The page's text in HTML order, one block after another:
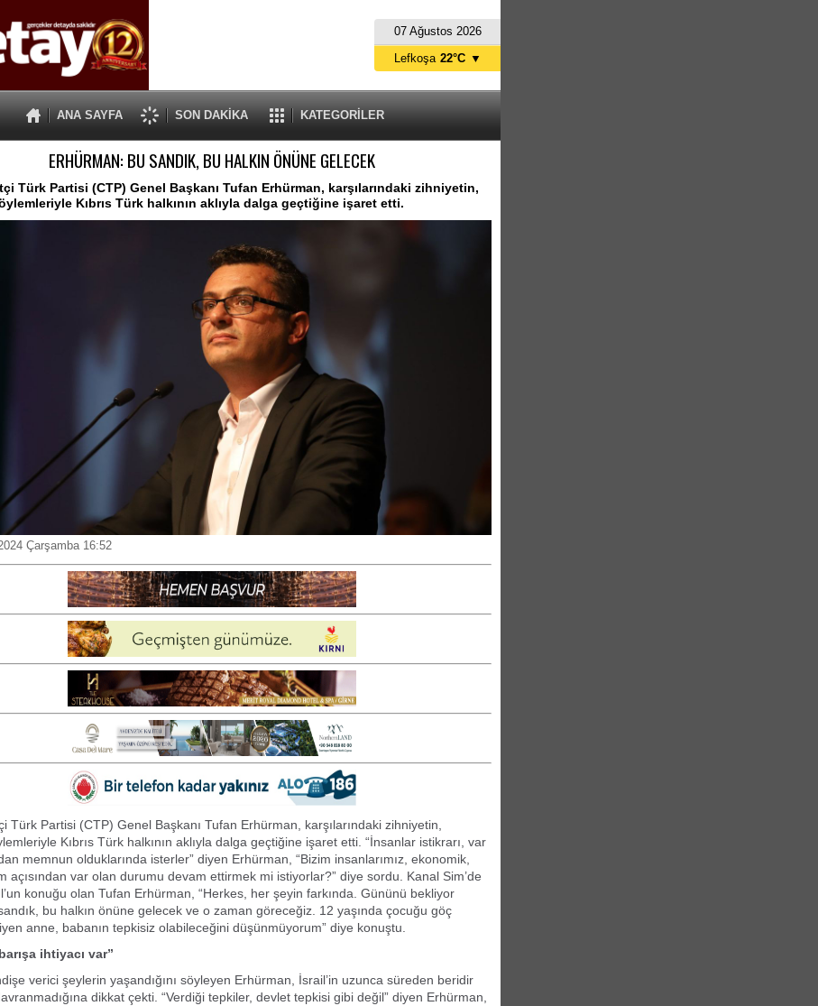
07 Ağustos 2026
ANA SAYFA SON DAKİKA KATEGORİLER
Lefkoşa 22°C ▼
İstanbul 24°C
ERHÜRMAN: BU SANDIK, BU HALKIN ÖNÜNE GELECEK
Türk Partisi (CTP) Genel Başkanı Tufan Erhürman, karşılarındaki zihniyetin,
Kıbrıs Türk halkının aklıyla dalga geçtiğine işaret etti.
Çarşamba 16:52
Türk Partisi (CTP) Genel Başkanı Tufan Erhürman, karşılarındaki zihniyetin,
Kıbrıs Türk halkının aklıyla dalga geçtiğine işaret etti. “İnsanlar istikrarı, var
memnun olduklarında isterler” diyen Erhürman, “Bizim insanlarımız, ekonomik,
açısından var olan durumu devam ettirmek mi istiyorlar?” diye sordu. Kanal Sim’de
konuğu olan Tufan Erhürman, “Herkes, her şeyin farkında. Gününü bekliyor
bu halkın önüne gelecek ve o zaman göreceğiz. 12 yaşında çocuğu göç
anne, babanın tepkisiz olabileceğini düşünmüyorum” diye konuştu.
ihtiyacı var”
verici şeylerin yaşandığını söyleyen Erhürman, İsrail’in uzunca süreden beridir
dikkat çekti. “Verdiği tepkiler, devlet tepkisi gibi değil” diyen Erhürman,